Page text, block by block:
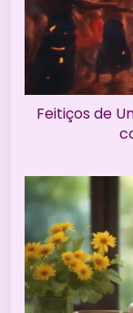
Feitiços de